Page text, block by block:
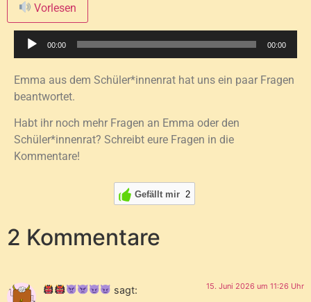
Vorlesen
Audio-
00:00 00:00
Emma aus dem Schüler*innenrat hat uns ein paar Fragen
beantwortet.
Habt ihr noch mehr Fragen an Emma oder den
Schüler*innenrat? Schreibt eure Fragen in die
Kommentare!
Gefällt mir 2
2 Kommentare
sagt: 15. Juni 2026 um 11:26 Uhr